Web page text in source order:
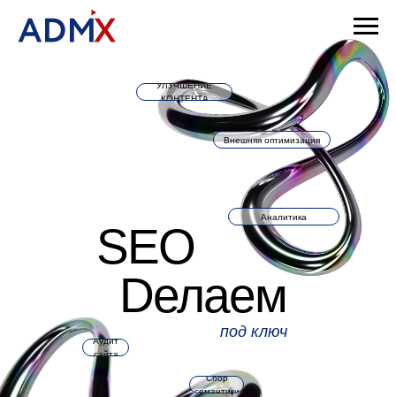
под ключ
Dелаем
SEO
Аудит
сайта
Сбор
семантики
УЛУЧШЕНИЕ
КОНТЕНТА
Внешняя оптимизация
Аналитика